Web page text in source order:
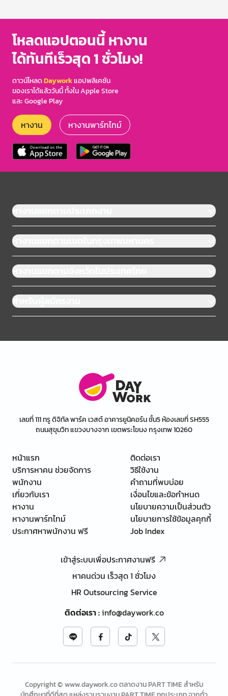
โหลดแอปตอนนี้ หางาน
ได้ทันทีเร็วสุด 1 ชั่วโมง!
ดาวน์โหลดDayworkแอปพลิเคชัน
ของเราได้แล้ววันนี้ ทั้งใน Apple Store
และ Google Play
หางาน หางานพาร์ทไทม์
หางานแยกตามประเภทงาน
หางานแยกตามเขตในกรุงเทพมหานคร
หางานแยกตามจังหวัดในประเทศไทย
สำหรับผู้สมัครงาน
เลขที่ 111 ทรู ดิจิทัล พาร์ค เวสต์ อาคารยูนิคอร์น ชั้น5 ห้องเลขที่ SH555
ถนนสุขุมวิท แขวงบางจาก เขตพระโขนง กรุงเทพ 10260
หน้าแรก
บริการหาคน ช่วยจัดการ
พนักงาน
เกี่ยวกับเรา
หางาน
หางานพาร์ทไทม์
ประกาศหาพนักงาน ฟรี
ติดต่อเรา
วิธีใช้งาน
คำถามที่พบบ่อย
เงื่อนไขและข้อกำหนด
นโยบายความเป็นส่วนตัว
นโยบายการใช้ข้อมูลคุกกี้
Job Index
เข้าสู่ระบบเพื่อประกาศงานฟรี
หาคนด่วน เร็วสุด 1 ชั่วโมง
HR Outsourcing Service
ติดต่อเรา:info@daywork.co
Copyright © www.daywork.co ตลาดงาน PART TIME สำหรับ